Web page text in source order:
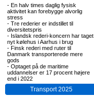
- En halv times daglig fysisk
aktivitet kan forebygge alvorlig
stress
- Tre rederier er indstillet til
diversitetspris
- Islandsk rederi-koncern har taget
nyt kølehus i Aarhus i brug
- Finsk rederi med ruter til
Danmark transporterede mere
gods
- Optaget på de maritime
uddannelser er 17 procent højere
end i 2022
Transport 2025